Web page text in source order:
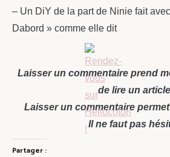
– Un DiY de la part de Ninie fait
Dabord » comme elle dit
Laisser un commentaire prend
de lire un
Laisser un commentaire
Il ne faut pas
Partager :